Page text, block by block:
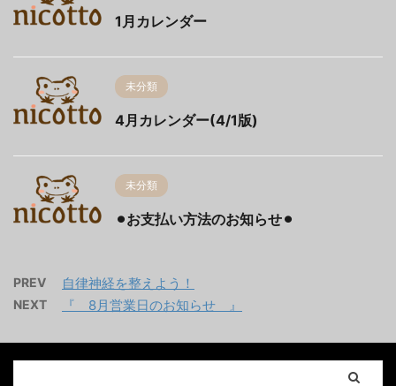
1月カレンダー
未分類
4月カレンダー(4/1版)
未分類
⚫︎お支払い方法のお知らせ⚫︎
PREV 自律神経を整えよう！
NEXT 『 8月営業日のお知らせ 』